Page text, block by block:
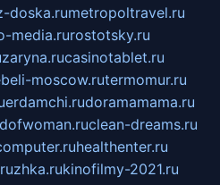
doska.rumetropoltravel.ru
media.rurostotsky.ru
zaryna.rucasinotablet.ru
moscow.rutermomur.ru
erdamchi.rudoramamama.ru
clean-dreams.ru
healthenter.ru
kinofilmy-2021.ru